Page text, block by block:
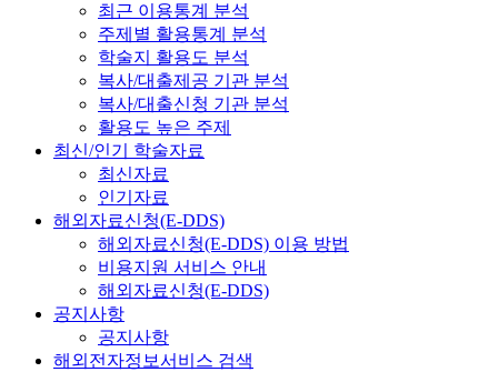
최근 이용통계 분석
주제별 활용통계 분석
학술지 활용도 분석
복사/대출제공 기관 분석
복사/대출신청 기관 분석
활용도 높은 주제
최신/인기 학술자료
최신자료
인기자료
해외자료신청(E-DDS)
해외자료신청(E-DDS) 이용 방법
비용지원 서비스 안내
해외자료신청(E-DDS)
공지사항
공지사항
해외전자정보서비스 검색